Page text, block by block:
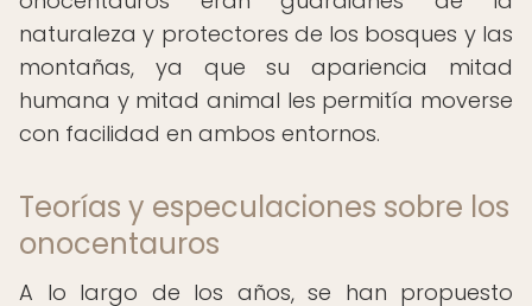
naturaleza y protectores de los bosques y las
montañas, ya que su apariencia mitad
humana y mitad animal les permitía moverse
con facilidad en ambos entornos.
Teorías y especulaciones sobre los
onocentauros
A lo largo de los años, se han propuesto